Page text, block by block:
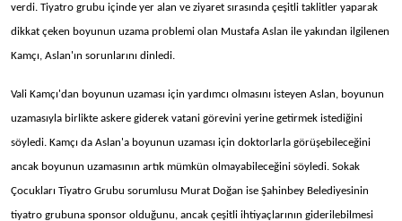
verdi. Tiyatro grubu içinde yer alan ve ziyaret sırasında çeşitli taklitler yaparak
dikkat çeken boyunun uzama problemi olan Mustafa Aslan ile yakından ilgilenen
Kamçı, Aslan'ın sorunlarını dinledi.
Vali Kamçı'dan boyunun uzaması için yardımcı olmasını isteyen Aslan, boyunun
uzamasıyla birlikte askere giderek vatani görevini yerine getirmek istediğini
söyledi. Kamçı da Aslan'a boyunun uzaması için doktorlarla görüşebileceğini
ancak boyunun uzamasının artık mümkün olmayabileceğini söyledi. Sokak
Çocukları Tiyatro Grubu sorumlusu Murat Doğan ise Şahinbey Belediyesinin
tiyatro grubuna sponsor olduğunu, ancak çeşitli ihtiyaçlarının giderilebilmesi